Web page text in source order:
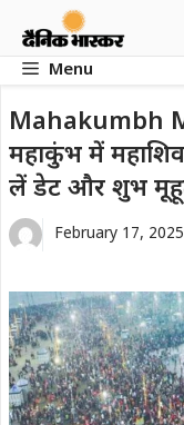
contentMenu
Mahakumbh
महाकुंभ में
लें डेट और शुभ
February 17, 2025